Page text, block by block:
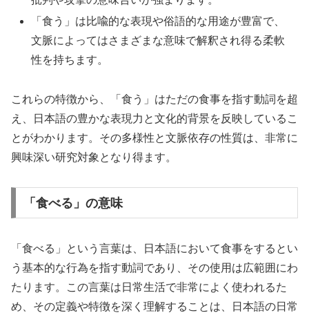
「食う」は比喩的な表現や俗語的な用途が豊富で、
文脈によってはさまざまな意味で解釈され得る柔軟
性を持ちます。
これらの特徴から、「食う」はただの食事を指す動詞を超
え、日本語の豊かな表現力と文化的背景を反映しているこ
とがわかります。その多様性と文脈依存の性質は、非常に
興味深い研究対象となり得ます。
「食べる」の意味
「食べる」という言葉は、日本語において食事をするとい
う基本的な行為を指す動詞であり、その使用は広範囲にわ
たります。この言葉は日常生活で非常によく使われるた
め、その定義や特徴を深く理解することは、日本語の日常